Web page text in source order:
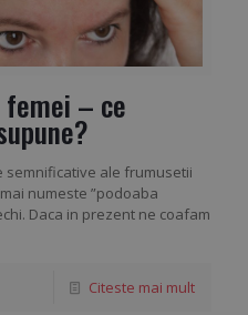
– ce
semnificative ale frumusetii
numeste ”podoaba
Daca in prezent ne coafam
Citeste mai mult